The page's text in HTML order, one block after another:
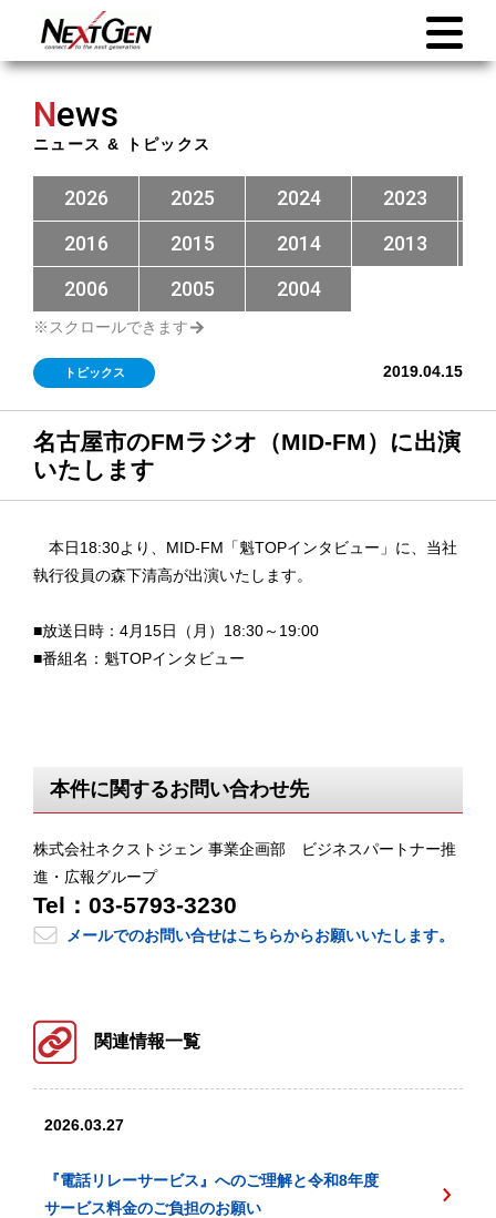
News
ニュース & トピックス
2026 2025 2024 2023
2016
2015 2014 2013
2006
2005 2004
トピックス 2019.04.15
名古屋市のFMラジオ（MID-FM）に出演
いたします
本日18:30より、MID-FM「魁TOPインタビュー」に、当社
執行役員の森下清高が出演いたします。
■放送日時：4月15日（月）18:30～19:00
■番組名：魁TOPインタビュー
本件に関するお問い合わせ先
株式会社ネクストジェン 事業企画部 ビジネスパートナー推
進・広報グループ
Tel：03-5793-3230
メールでのお問い合せはこちらからお願いいたします。
関連情報一覧
2026.03.27
『電話リレーサービス』へのご理解と令和8年度
サービス料金のご負担のお願い